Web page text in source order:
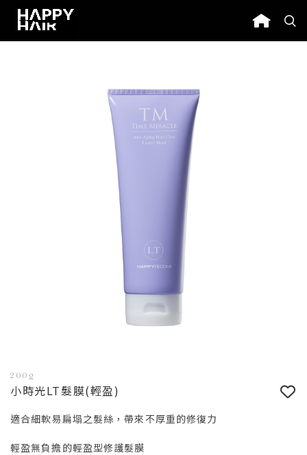
小時光LT髮膜(輕盈)
200g
適合細軟易扁塌之髮絲，帶來不厚重的修復力
輕盈無負擔的輕盈型修護髮膜